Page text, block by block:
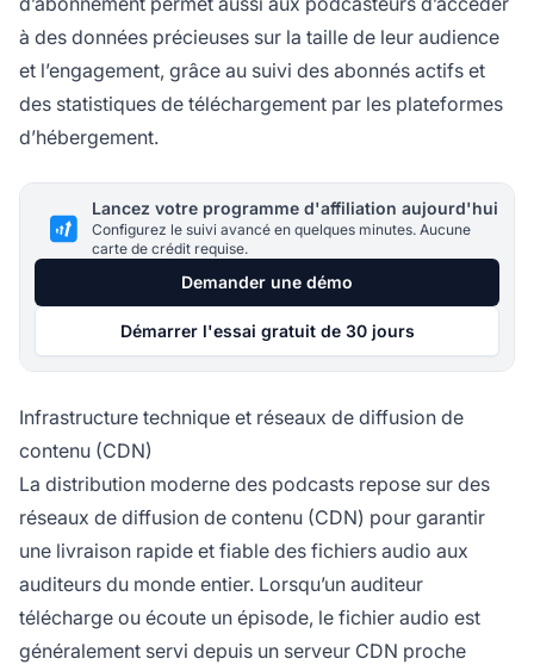
à des données précieuses sur la taille de leur audience
et l’engagement, grâce au suivi des abonnés actifs et
des statistiques de téléchargement par les plateformes
d’hébergement.
Lancez votre programme d'affiliation aujourd'hui
Configurez le suivi avancé en quelques minutes. Aucune
carte de crédit requise.
Demander une démo
Démarrer l'essai gratuit de 30 jours
Infrastructure technique et réseaux de diffusion de
contenu (CDN)
La distribution moderne des podcasts repose sur des
réseaux de diffusion de contenu (CDN) pour garantir
une livraison rapide et fiable des fichiers audio aux
auditeurs du monde entier. Lorsqu’un auditeur
télécharge ou écoute un épisode, le fichier audio est
généralement servi depuis un serveur CDN proche